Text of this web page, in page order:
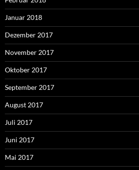
Januar 2018
Dezember 2017
November 2017
Oktober 2017
September 2017
August 2017
Juli 2017
Juni 2017
Mai 2017